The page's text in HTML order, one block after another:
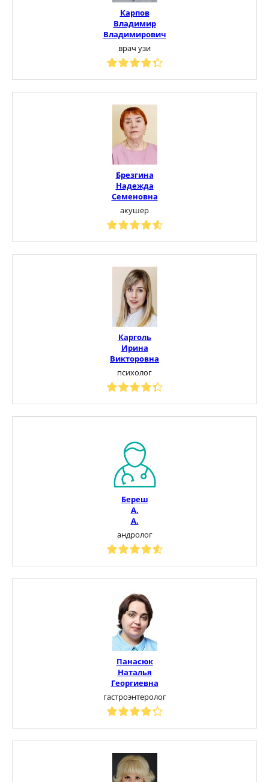
Карпов
Владимир
Владимирович
врач узи
Брезгина
Надежда
Семеновна
акушер
Карголь
Ирина
Викторовна
психолог
Береш
А.
А.
андролог
Панасюк
Наталья
Георгиевна
гастроэнтеролог